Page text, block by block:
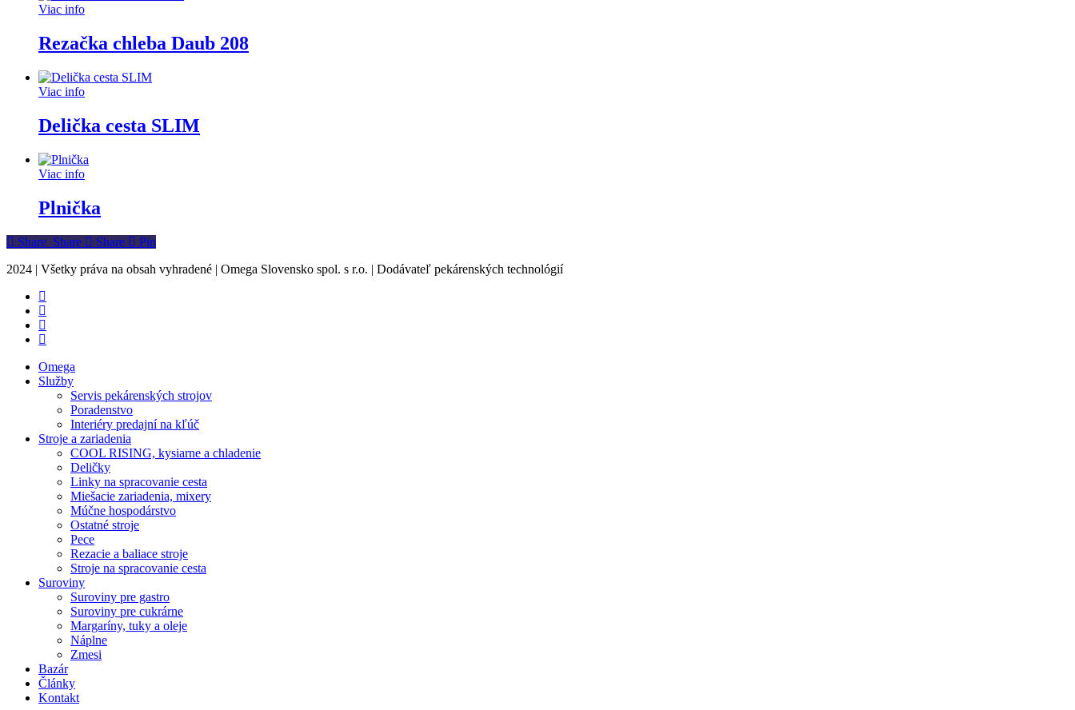
Viac info
Rezačka chleba Daub 208
Viac info
Delička cesta SLIM
Viac info
Plnička
Share
Share Share Share
Pin
2024 | Všetky práva na obsah vyhradené | Omega Slovensko spol. s r.o. | Dodávateľ pekárenských technológií
facebook
instagram
phone
email
Close
Menu
Omega
Služby
Servis pekárenských strojov
Poradenstvo
Interiéry predajní na kľúč
Stroje a zariadenia
COOL RISING, kysiarne a chladenie
Deličky
Linky na spracovanie cesta
Miešacie zariadenia, mixery
Múčne hospodárstvo
Ostatné stroje
Pece
Rezacie a baliace stroje
Stroje na spracovanie cesta
Suroviny
Suroviny pre gastro
Suroviny pre cukrárne
Margaríny, tuky a oleje
Náplne
Zmesi
Bazár
Články
Kontakt